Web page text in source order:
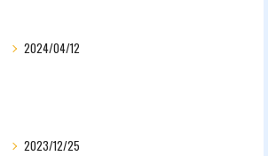
2024/04/12
2023/12/25